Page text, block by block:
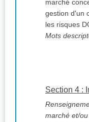
marché
gestion d'un
les risques
Mots
Section 4 :
marché et/